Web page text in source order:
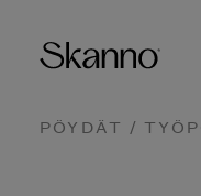
PÖYDÄT /